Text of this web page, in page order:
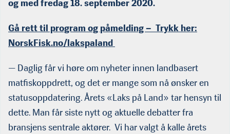
og med fredag 18. september 2020.
Gå rett til program og påmelding – Trykk her:
NorskFisk.no/lakspaland
— Daglig får vi høre om nyheter innen landbasert
matfiskoppdrett, og det er mange som nå ønsker en
statusoppdatering. Årets «Laks på Land» tar hensyn til
dette. Man får siste nytt og aktuelle debatter fra
bransjens sentrale aktører. Vi har valgt å kalle årets